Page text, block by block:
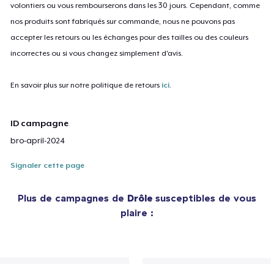
volontiers ou vous rembourserons dans les 30 jours. Cependant, comme
nos produits sont fabriqués sur commande, nous ne pouvons pas
accepter les retours ou les échanges pour des tailles ou des couleurs
incorrectes ou si vous changez simplement d'avis.
En savoir plus sur notre politique de retours ici
ID campagne
bro-april-2024
Signaler cette page
Plus de campagnes de Drôle susceptibles de vous
plaire :